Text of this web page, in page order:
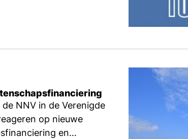
NNV in de Verenigde
op nieuwe
en